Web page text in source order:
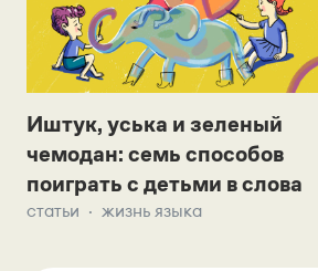
Иштук, уська и зеленый
чемодан: семь способов
поиграть с детьми в слова
статьи жизнь языка